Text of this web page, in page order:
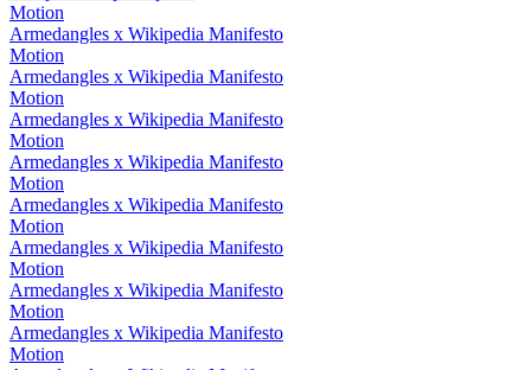
Motion
Armedangles x Wikipedia Manifesto
Motion
Armedangles x Wikipedia Manifesto
Motion
Armedangles x Wikipedia Manifesto
Motion
Armedangles x Wikipedia Manifesto
Motion
Armedangles x Wikipedia Manifesto
Motion
Armedangles x Wikipedia Manifesto
Motion
Armedangles x Wikipedia Manifesto
Motion
Armedangles x Wikipedia Manifesto
Motion